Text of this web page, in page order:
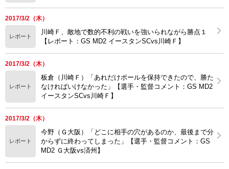
2017/3/2（木）
レポート
川崎Ｆ、敵地で数的不利の戦いを強いられながら勝点１
【レポート：GS MD2 イースタンSCvs川崎Ｆ】
2017/3/2（木）
レポート
板倉（川崎Ｆ）「あれだけボールを保持できたので、勝た
なければいけなかった」【選手・監督コメント：GS MD2
イースタンSCvs川崎Ｆ】
2017/3/2（木）
レポート
今野（Ｇ大阪）「どこに相手の穴があるのか、最後まで分
からずに終わってしまった」【選手・監督コメント：GS
MD2 Ｇ大阪vs済州】